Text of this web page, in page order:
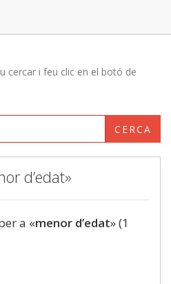
cercar i feu clic en el botó de
CERCA
d’edat»
a «menor d’edat» (1